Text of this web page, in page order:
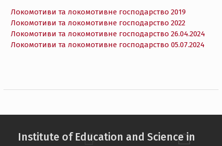
Локомотиви та локомотивне господарство 2019
Локомотиви та локомотивне господарство 2022
Локомотиви та локомотивне господарство 26.04.2024
Локомотиви та локомотивне господарство 05.07.2024
Institute of Education and Science in